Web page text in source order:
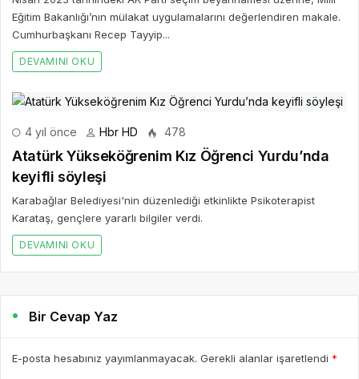
Eğitim Bakanlığı’nın mülakat uygulamalarını değerlendiren makale.
Cumhurbaşkanı Recep Tayyip...
DEVAMINI OKU
4 yıl önce Hbr HD 478
Atatürk Yükseköğrenim Kız Öğrenci Yurdu’nda
keyifli söyleşi
Karabağlar Belediyesi'nin düzenlediği etkinlikte Psikoterapist
Karataş, gençlere yararlı bilgiler verdi.
DEVAMINI OKU
Bir Cevap Yaz
E-posta hesabınız yayımlanmayacak. Gerekli alanlar işaretlendi *